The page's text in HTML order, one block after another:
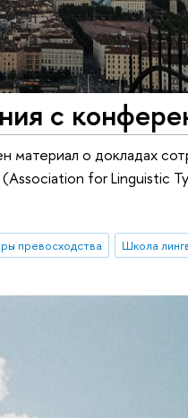
с
материал о докладах
for Linguistic
превосходства Школа